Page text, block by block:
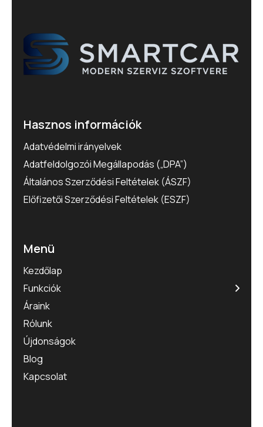
Hasznos információk
Adatvédelmi irányelvek
Adatfeldolgozói Megállapodás („DPA”)
Általános Szerződési Feltételek (ÁSZF)
Előfizetői Szerződési Feltételek (ESZF)
Menü
Kezdőlap
Funkciók
Áraink
Rólunk
Újdonságok
Blog
Kapcsolat